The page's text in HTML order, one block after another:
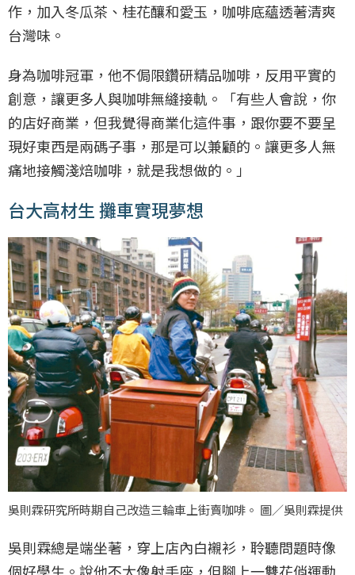
作，加入冬瓜茶、桂花釀和愛玉，咖啡底蘊透著清爽
台灣味。
身為咖啡冠軍，他不侷限鑽研精品咖啡，反用平實的
創意，讓更多人與咖啡無縫接軌。「有些人會說，你
的店好商業，但我覺得商業化這件事，跟你要不要呈
現好東西是兩碼子事，那是可以兼顧的。讓更多人無
痛地接觸淺焙咖啡，就是我想做的。」
台大高材生 攤車實現夢想
吳則霖研究所時期自己改造三輪車上街賣咖啡。 圖／吳則霖提供
吳則霖總是端坐著，穿上店內白襯衫，聆聽問題時像